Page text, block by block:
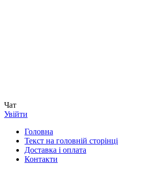
Чат
Увійти
Головна
Текст на головній сторінці
Доставка і оплата
Контакти